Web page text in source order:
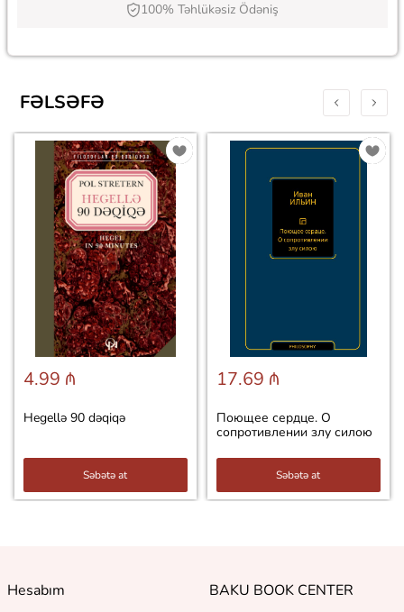
100% Təhlükəsiz Ödəniş
FƏLSƏFƏ
4.99 ₼
Hegellə 90 dəqiqə
Səbətə at
17.69 ₼
Поющее сердце. О
сопротивлении злу силою
Səbətə at
Hesabım
BAKU BOOK CENTER